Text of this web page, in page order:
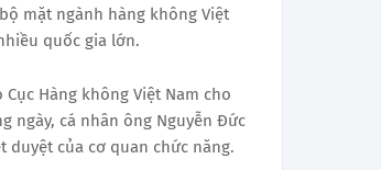
mặt ngành hàng không Việt
quốc gia lớn.
Hàng không Việt Nam cho
ngày, cá nhân ông Nguyễn Đức
duyệt của cơ quan chức năng.